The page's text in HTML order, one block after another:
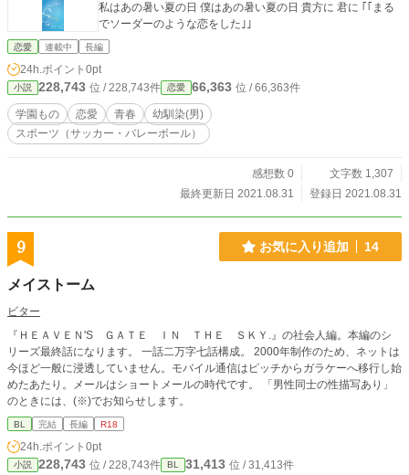
私はあの暑い夏の日 僕はあの暑い夏の日 貴方に 君に ｢｢まる
でソーダーのような恋をした｣｣
恋愛 連載中 長編
24h.ポイント 0pt
小説 228,743 位 / 228,743件 恋愛 66,363 位 / 66,363件
学園もの 恋愛 青春
幼馴染(男)
スポーツ（サッカー・バレーボール）
感想数 0
文字数 1,307
最終更新日 2021.08.31
登録日 2021.08.31
9 お気に入り追加 14
メイストーム
ビター
『ＨＥＡＶＥＮ'S ＧＡＴＥ ＩＮ ＴＨＥ ＳＫＹ.』の社会人編。本編のシ
リーズ最終話になります。 一話二万字七話構成。 2000年制作のため、ネットは
今ほど一般に浸透していません。モバイル通信はピッチからガラケーへ移行し始
めたあたり。メールはショートメールの時代です。 「男性同士の性描写あり」
のときには、(※)でお知らせします。
BL 完結 長編 R18
24h.ポイント 0pt
小説 228,743 位 / 228,743件 BL 31,413 位 / 31,413件